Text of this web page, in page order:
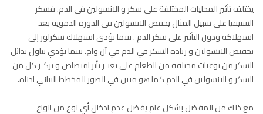
يختلف تأثير المحليات المختلفة على سكر و الانسولين في الدم. فسكر
الستيفيا على سبيل المثال يخفض الانسولين في الدورة الدموية بعد
استهلاكه ودون التأثير على سكر الدم . بينما يؤدي استهلاك سكرلوز إلى
تخفيض الانسولين و زيادة السكر في الدم في آن واح. بينما يؤدي تناول بدائل
السكر من نوعيات مختلفة من الطعام على تغيير تأثر امتصاص و تركيز كل من
السكر و الانسولين في الدم كما هو مبين في الصور المخطط البياني ادناه.
مع ذلك من المفضل بشكل عام يفضل عدم ادخال أي نوع من انواع